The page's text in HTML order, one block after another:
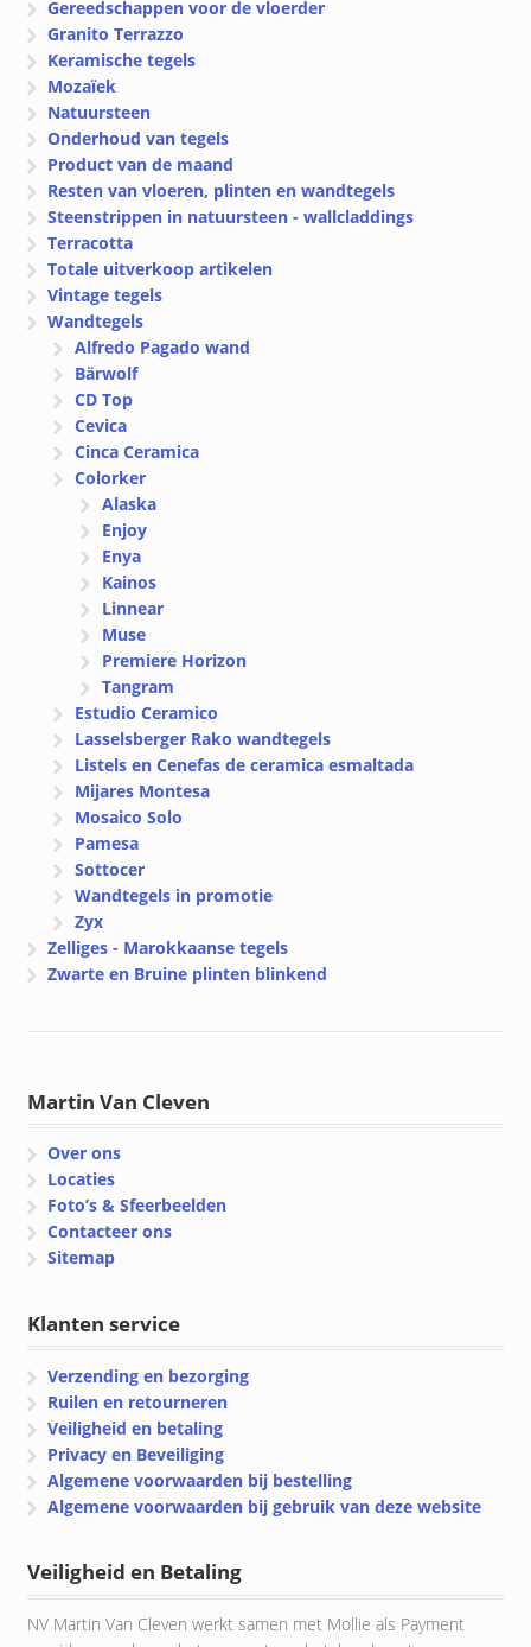
Gereedschappen voor de vloerder
Granito Terrazzo
Keramische tegels
Mozaïek
Natuursteen
Onderhoud van tegels
Product van de maand
Resten van vloeren, plinten en wandtegels
Steenstrippen in natuursteen - wallcladdings
Terracotta
Totale uitverkoop artikelen
Vintage tegels
Wandtegels
Alfredo Pagado wand
Bärwolf
CD Top
Cevica
Cinca Ceramica
Colorker
Alaska
Enjoy
Enya
Kainos
Linnear
Muse
Premiere Horizon
Tangram
Estudio Ceramico
Lasselsberger Rako wandtegels
Listels en Cenefas de ceramica esmaltada
Mijares Montesa
Mosaico Solo
Pamesa
Sottocer
Wandtegels in promotie
Zyx
Zelliges - Marokkaanse tegels
Zwarte en Bruine plinten blinkend
Martin Van Cleven
Over ons
Locaties
Foto’s & Sfeerbeelden
Contacteer ons
Sitemap
Klanten service
Verzending en bezorging
Ruilen en retourneren
Veiligheid en betaling
Privacy en Beveiliging
Algemene voorwaarden bij bestelling
Algemene voorwaarden bij gebruik van deze website
Veiligheid en Betaling
NV Martin Van Cleven werkt samen met Mollie als Payment